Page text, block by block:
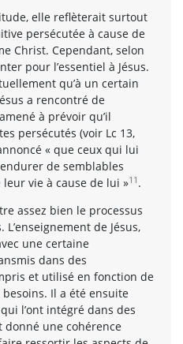
elle reflèterait surtout
persécutée à cause de
Christ. Cependant, selon
pour l’essentiel à Jésus.
qu’à un certain
a rencontré de
à prévoir qu’il
persécutés (voir Lc 13,
« que ceux qui lui
de semblables
vie à cause de lui »11 .
assez bien le processus
de Jésus,
une certaine
dans des
et utilisé en fonction de
Il a été ensuite
l’ont intégré dans des
donné une cohérence